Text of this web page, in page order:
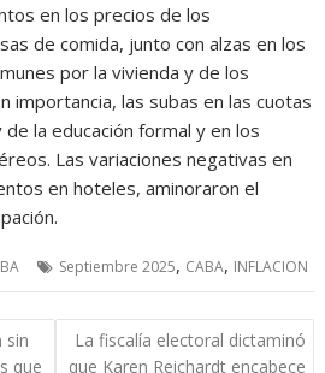
en los precios de los
de comida, junto con alzas en los
por la vivienda y de los
importancia, las subas en las cuotas
la educación formal y en los
Las variaciones negativas en
en hoteles, aminoraron el
Septiembre 2025, CABA, INFLACION
sin
que
La fiscalía electoral dictaminó
que Karen Reichardt encabece